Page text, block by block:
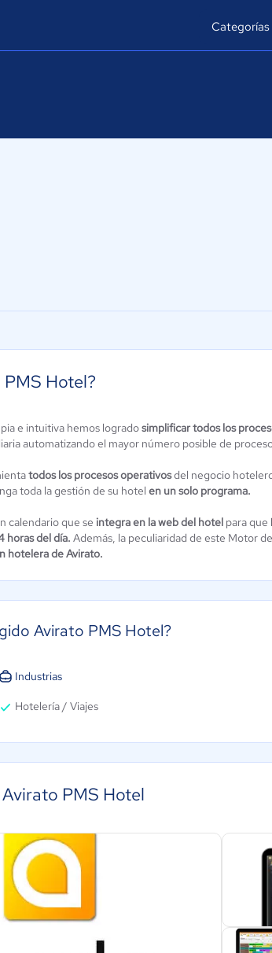
Categorías
Octopus24
5 / 5
Hotel?
e intuitiva hemos logradosimplificar todos los
automatizando el mayor número posible de
todos los procesos operativosdel negocio
toda la gestión de su hotel en un solo programa.
calendario que se integra en la web del hotel para
horas del día. Además, la peculiaridad de este Motor
hotelera de Avirato.
Avirato PMS Hotel?
Industrias
Hotelería / Viajes
PMS Hotel